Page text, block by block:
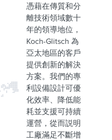
憑藉在傳質和分
離技術領域數十
年的領導地位，
Koch-Glitsch 為
亞太地區的客戶
提供創新的解決
方案。我們的專
利設備設計可優
化效率、降低能
耗並支援可持續
運營，從而説明
工廠滿足不斷增